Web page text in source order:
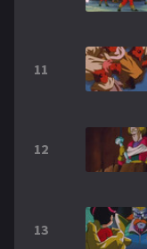
11
12
13